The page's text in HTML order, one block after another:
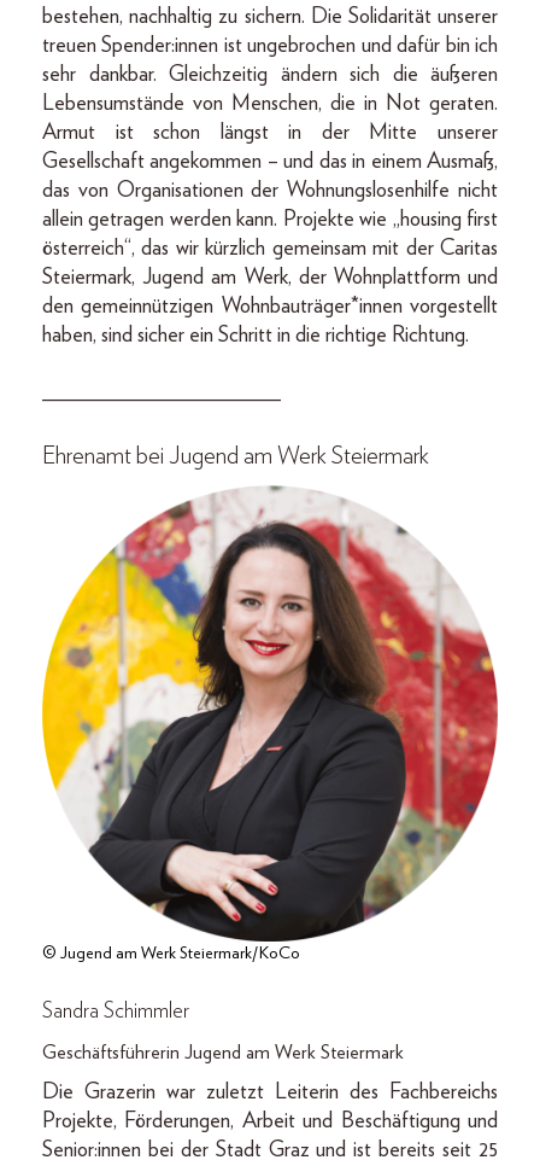
bestehen, nachhaltig zu sichern. Die Solidarität unserer
treuen Spender:innen ist ungebrochen und dafür bin ich
sehr dankbar. Gleichzeitig ändern sich die äußeren
Lebensumstände von Menschen, die in Not geraten.
Armut ist schon längst in der Mitte unserer
Gesellschaft angekommen – und das in einem Ausmaß,
das von Organisationen der Wohnungslosenhilfe nicht
allein getragen werden kann. Projekte wie „housing first
österreich“, das wir kürzlich gemeinsam mit der Caritas
Steiermark, Jugend am Werk, der Wohnplattform und
den gemeinnützigen Wohnbauträger*innen vorgestellt
haben, sind sicher ein Schritt in die richtige Richtung.
______________________
Ehrenamt bei Jugend am Werk Steiermark
© Jugend am Werk Steiermark/KoCo
Sandra Schimmler
Geschäftsführerin Jugend am Werk Steiermark
Die Grazerin war zuletzt Leiterin des Fachbereichs
Projekte, Förderungen, Arbeit und Beschäftigung und
Senior:innen bei der Stadt Graz und ist bereits seit 25